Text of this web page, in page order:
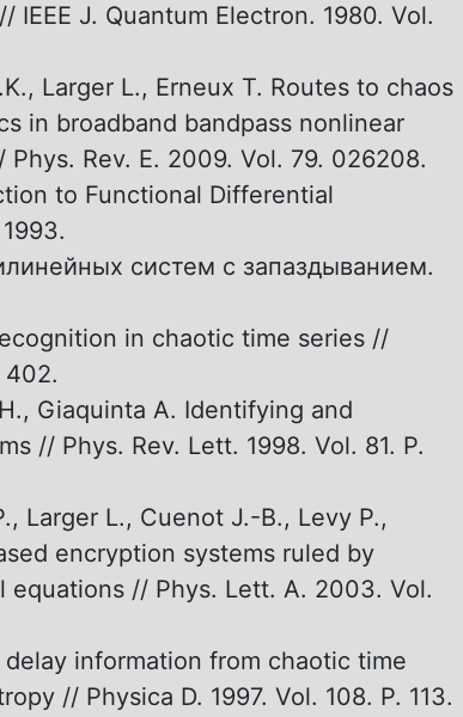
J. Quantum Electron. 1980. Vol.
Larger L., Erneux T. Routes to chaos
in broadband bandpass nonlinear
Rev. E. 2009. Vol. 79. 026208.
to Functional Differential
систем с запаздыванием.
in chaotic time series //
402.
Giaquinta A. Identifying and
// Phys. Rev. Lett. 1998. Vol. 81. P.
Larger L., Cuenot J.-B., Levy P.,
encryption systems ruled by
// Phys. Lett. A. 2003. Vol.
information from chaotic time
// Physica D. 1997. Vol. 108. P. 113.